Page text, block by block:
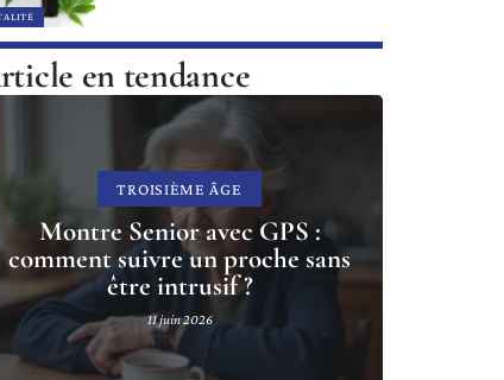
en tendance
TROISIÈME ÂGE
Montre Senior avec GPS :
comment suivre un proche sans
être intrusif ?
11 juin 2026